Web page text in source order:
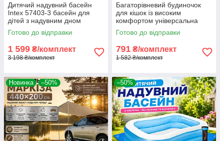
Дитячий надувний басейн
Intex 57403-3 басейн для
дітей з надувним дном
166×100×28 см
Високоякісний басейн
Готово до відправки
1 599 ₴/комплект
3 198 ₴/комплект
Багаторівневий будиночок
для кішок із високим
комфортом універсальна
м'яка лежанка та ігровий
будиночок для кота 3 зони
Готово до відправки
791 ₴/комплект
1 582 ₴/комплект
Новинка –50% –50%